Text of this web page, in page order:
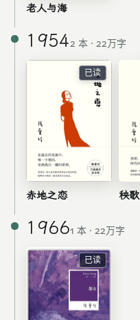
老人与海
19542 本 · 22万字
已读
赤地之恋 秧歌
19661 本 · 22万字
已读